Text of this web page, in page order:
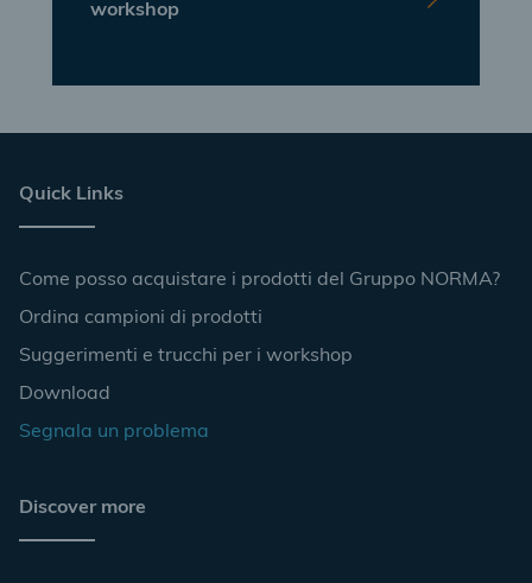
workshop
Quick Links
Come posso acquistare i prodotti del Gruppo NORMA?
Ordina campioni di prodotti
Suggerimenti e trucchi per i workshop
Download
Segnala un problema
Discover more